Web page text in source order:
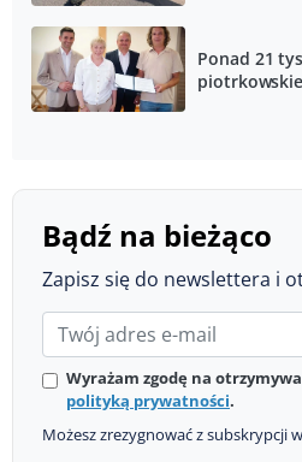
Ponad 21
Bądź na bieżąco
Zapisz się do newslettera i
Wyrażam zgodę na
polityką prywatności.
Możesz zrezygnować z subskrypcji